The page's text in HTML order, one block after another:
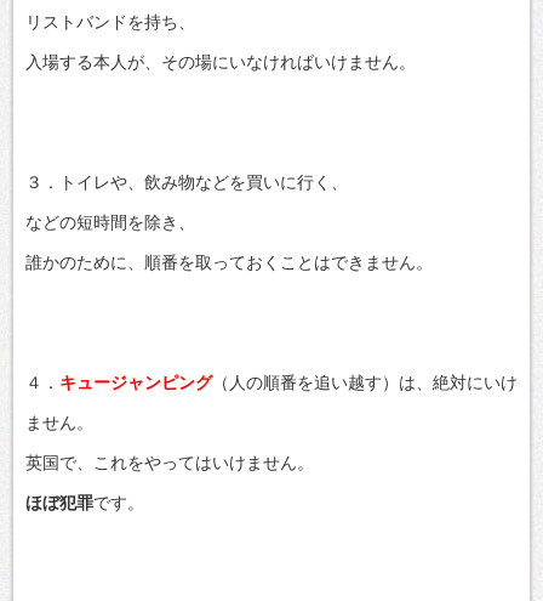
リストバンドを持ち、
入場する本人が、その場にいなければいけません。
３．トイレや、飲み物などを買いに行く、
などの短時間を除き、
誰かのために、順番を取っておくことはできません。
４． キュージャンピング（人の順番を追い越す）は、絶対にいけ
ません。
英国で、これをやってはいけません。
ほぼ犯罪です。